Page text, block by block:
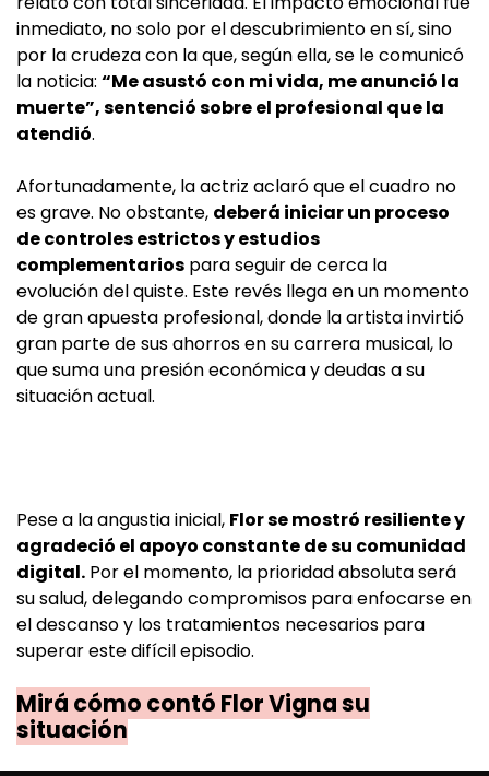
inmediato, no solo por el descubrimiento en sí, sino
por la crudeza con la que, según ella, se le comunicó
la noticia: “Me asustó con mi vida, me anunció la
muerte”, sentenció sobre el profesional que la
atendió.
Afortunadamente, la actriz aclaró que el cuadro no
es grave. No obstante, deberá iniciar un proceso
de controles estrictos y estudios
complementarios para seguir de cerca la
evolución del quiste. Este revés llega en un momento
de gran apuesta profesional, donde la artista invirtió
gran parte de sus ahorros en su carrera musical, lo
que suma una presión económica y deudas a su
situación actual.
Pese a la angustia inicial, Flor se mostró resiliente y
agradeció el apoyo constante de su comunidad
digital. Por el momento, la prioridad absoluta será
su salud, delegando compromisos para enfocarse en
el descanso y los tratamientos necesarios para
superar este difícil episodio.
Mirá cómo contó Flor Vigna su
situación